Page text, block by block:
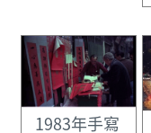
1983年手寫